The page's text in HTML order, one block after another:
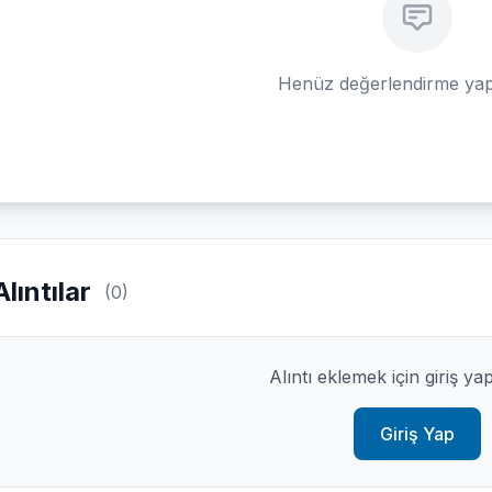
Henüz değerlendirme
(0)
Alıntı eklemek için giriş
Giriş Yap